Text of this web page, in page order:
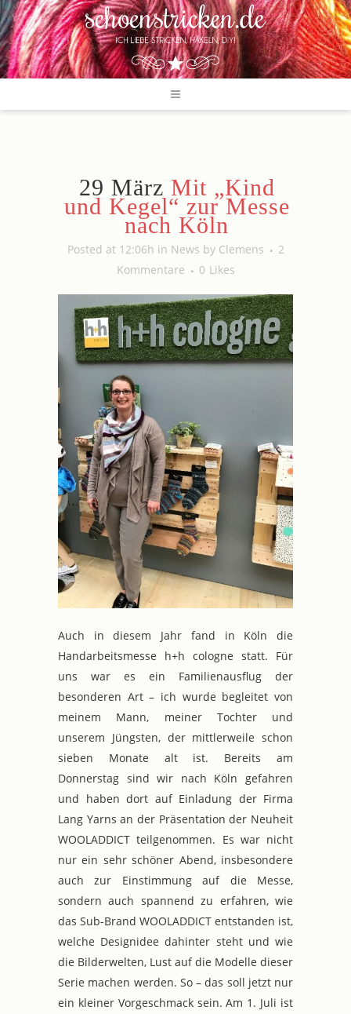
29 März Mit „Kind
und Kegel“ zur Messe
nach Köln
Posted at 12:06h in News by Clemens
2
Kommentare
0 Likes
Auch in diesem Jahr fand in Köln die
Handarbeitsmesse h+h cologne statt. Für
uns war es ein Familienausflug der
besonderen Art – ich wurde begleitet von
meinem Mann, meiner Tochter und
unserem Jüngsten, der mittlerweile schon
sieben Monate alt ist. Bereits am
Donnerstag sind wir nach Köln gefahren
und haben dort auf Einladung der Firma
Lang Yarns an der Präsentation der Neuheit
WOOLADDICT teilgenommen. Es war nicht
nur ein sehr schöner Abend, insbesondere
auch zur Einstimmung auf die Messe,
sondern auch spannend zu erfahren, wie
das Sub-Brand WOOLADDICT entstanden ist,
welche Designidee dahinter steht und wie
die Bilderwelten, Lust auf die Modelle dieser
Serie machen werden. So – das soll jetzt nur
ein kleiner Vorgeschmack sein. Am 1. Juli ist